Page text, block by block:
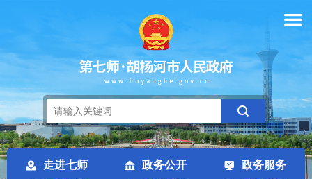
走进七师 政务公开
政务服务